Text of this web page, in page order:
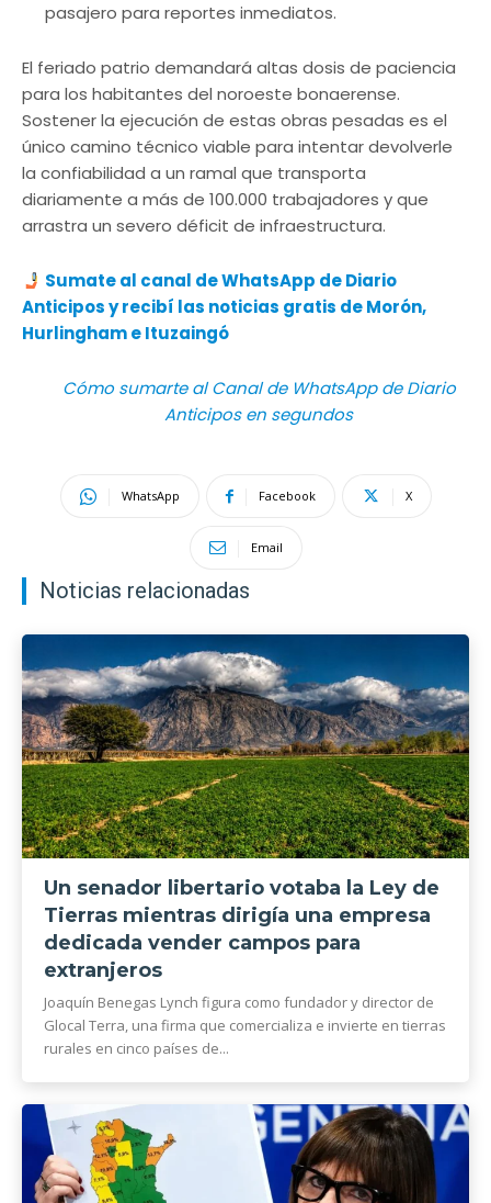
pasajero para reportes inmediatos.
El feriado patrio demandará altas dosis de paciencia
para los habitantes del noroeste bonaerense.
Sostener la ejecución de estas obras pesadas es el
único camino técnico viable para intentar devolverle
la confiabilidad a un ramal que transporta
diariamente a más de 100.000 trabajadores y que
arrastra un severo déficit de infraestructura.
Sumate al canal de WhatsApp de Diario
Anticiposy recibí las noticias gratis de Morón,
Hurlingham e Ituzaingó
Cómo sumarte al Canal de WhatsApp de Diario
Anticipos en segundos
WhatsApp Facebook X
Email
Noticias relacionadas
Un senador libertario votaba la Ley de
Tierras mientras dirigía una empresa
dedicada vender campos para
extranjeros
Joaquín Benegas Lynch figura como fundador y director de
Glocal Terra, una firma que comercializa e invierte en tierras
rurales en cinco países de...